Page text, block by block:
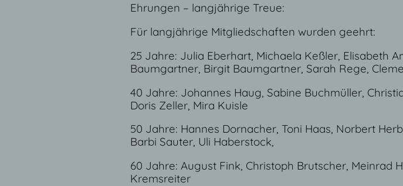
Ehrungen – langjährige Treue:
Für langjährige Mitgliedschaften wurden geehrt:
25 Jahre: Julia Eberhart, Michaela Keßler, Elisabeth
Baumgartner, Birgit Baumgartner, Sarah Rege,
40 Jahre: Johannes Haug, Sabine Buchmüller,
Doris Zeller, Mira Kuisle
50 Jahre: Hannes Dornacher, Toni Haas, Norbert
Barbi Sauter, Uli Haberstock,
60 Jahre: August Fink, Christoph Brutscher, Meinrad
Kremsreiter